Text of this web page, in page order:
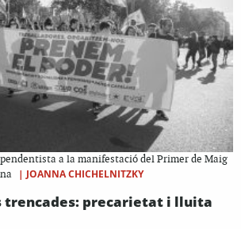
a la manifestació del Primer de Maig
| JOANNA CHICHELNITZKY
trencades: precarietat i lluita